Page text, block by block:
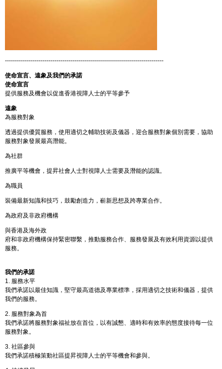
--------------------------------------------------------------------------------
使命宣言、遠象及我們的承諾
使命宣言
提供服務及機會以促進香港視障人士的平等參予
遠象
為服務對象
透過提供優質服務，使用適切之輔助技術及儀器，迎合服務對象個別需要，協助
服務對象發展最高潛能。
為社群
推廣平等機會，提昇社會人士對視障人士需要及潛能的認識。
為職員
裝備最新知識和技巧，鼓勵創造力，嶄新思想及跨專業合作。
為政府及非政府機構
與香港及海外政
府和非政府機構保持緊密聯繫，推動服務合作、服務發展及有效利用資源以提供
服務。
我們的承諾
1. 服務水平
我們承諾以最佳知識，堅守最高道德及專業標準，採用適切之技術和儀器，提供
我們的服務。
2. 服務對象為首
我們承諾將服務對象福祉放在首位，以有誠懇、適時和有效率的態度接待每一位
服務對象。
3. 社區參與
我們承諾積極策動社區提昇視障人士的平等機會和參與。